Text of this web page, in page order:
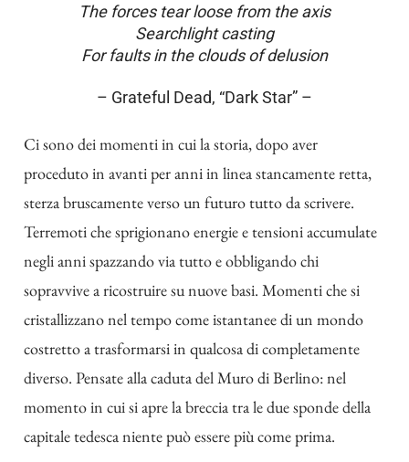
The forces tear loose from the axis
Searchlight casting
For faults in the clouds of delusion
– Grateful Dead, “Dark Star” –
Ci sono dei momenti in cui la storia, dopo aver
proceduto in avanti per anni in linea stancamente retta,
sterza bruscamente verso un futuro tutto da scrivere.
Terremoti che sprigionano energie e tensioni accumulate
negli anni spazzando via tutto e obbligando chi
sopravvive a ricostruire su nuove basi. Momenti che si
cristallizzano nel tempo come istantanee di un mondo
costretto a trasformarsi in qualcosa di completamente
diverso. Pensate alla caduta del Muro di Berlino: nel
momento in cui si apre la breccia tra le due sponde della
capitale tedesca niente può essere più come prima.